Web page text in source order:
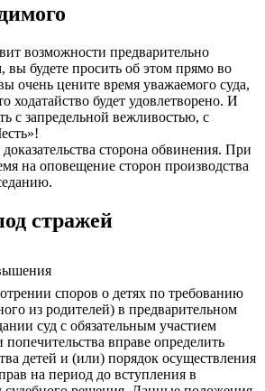
возможности предварительно
вы будете просить об этом прямо во
очень цените время уважаемого суда,
ходатайство будет удовлетворено. И
с запредельной вежливостью, с
сторона обвинения. При
на оповещение сторон производства
стражей
споров о детях по требованию
из родителей) в предварительном
суд с обязательным участием
попечительства вправе определить
детей и (или) порядок осуществления
на период до вступления в